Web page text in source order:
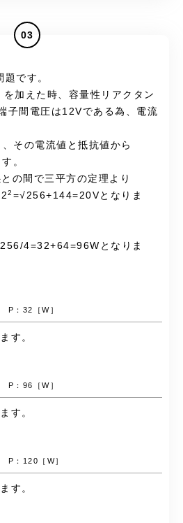
03
です。
加えた時、容量性リアクタン
子間電圧は12Vである為、電流
その電流値と抵抗値から
。
との間で三平方の定理より
2 =√256+144=20Vとなりま
4=32+64=96Wとなりま
：32［W］
す。
：96［W］
す。
：120［W］
す。